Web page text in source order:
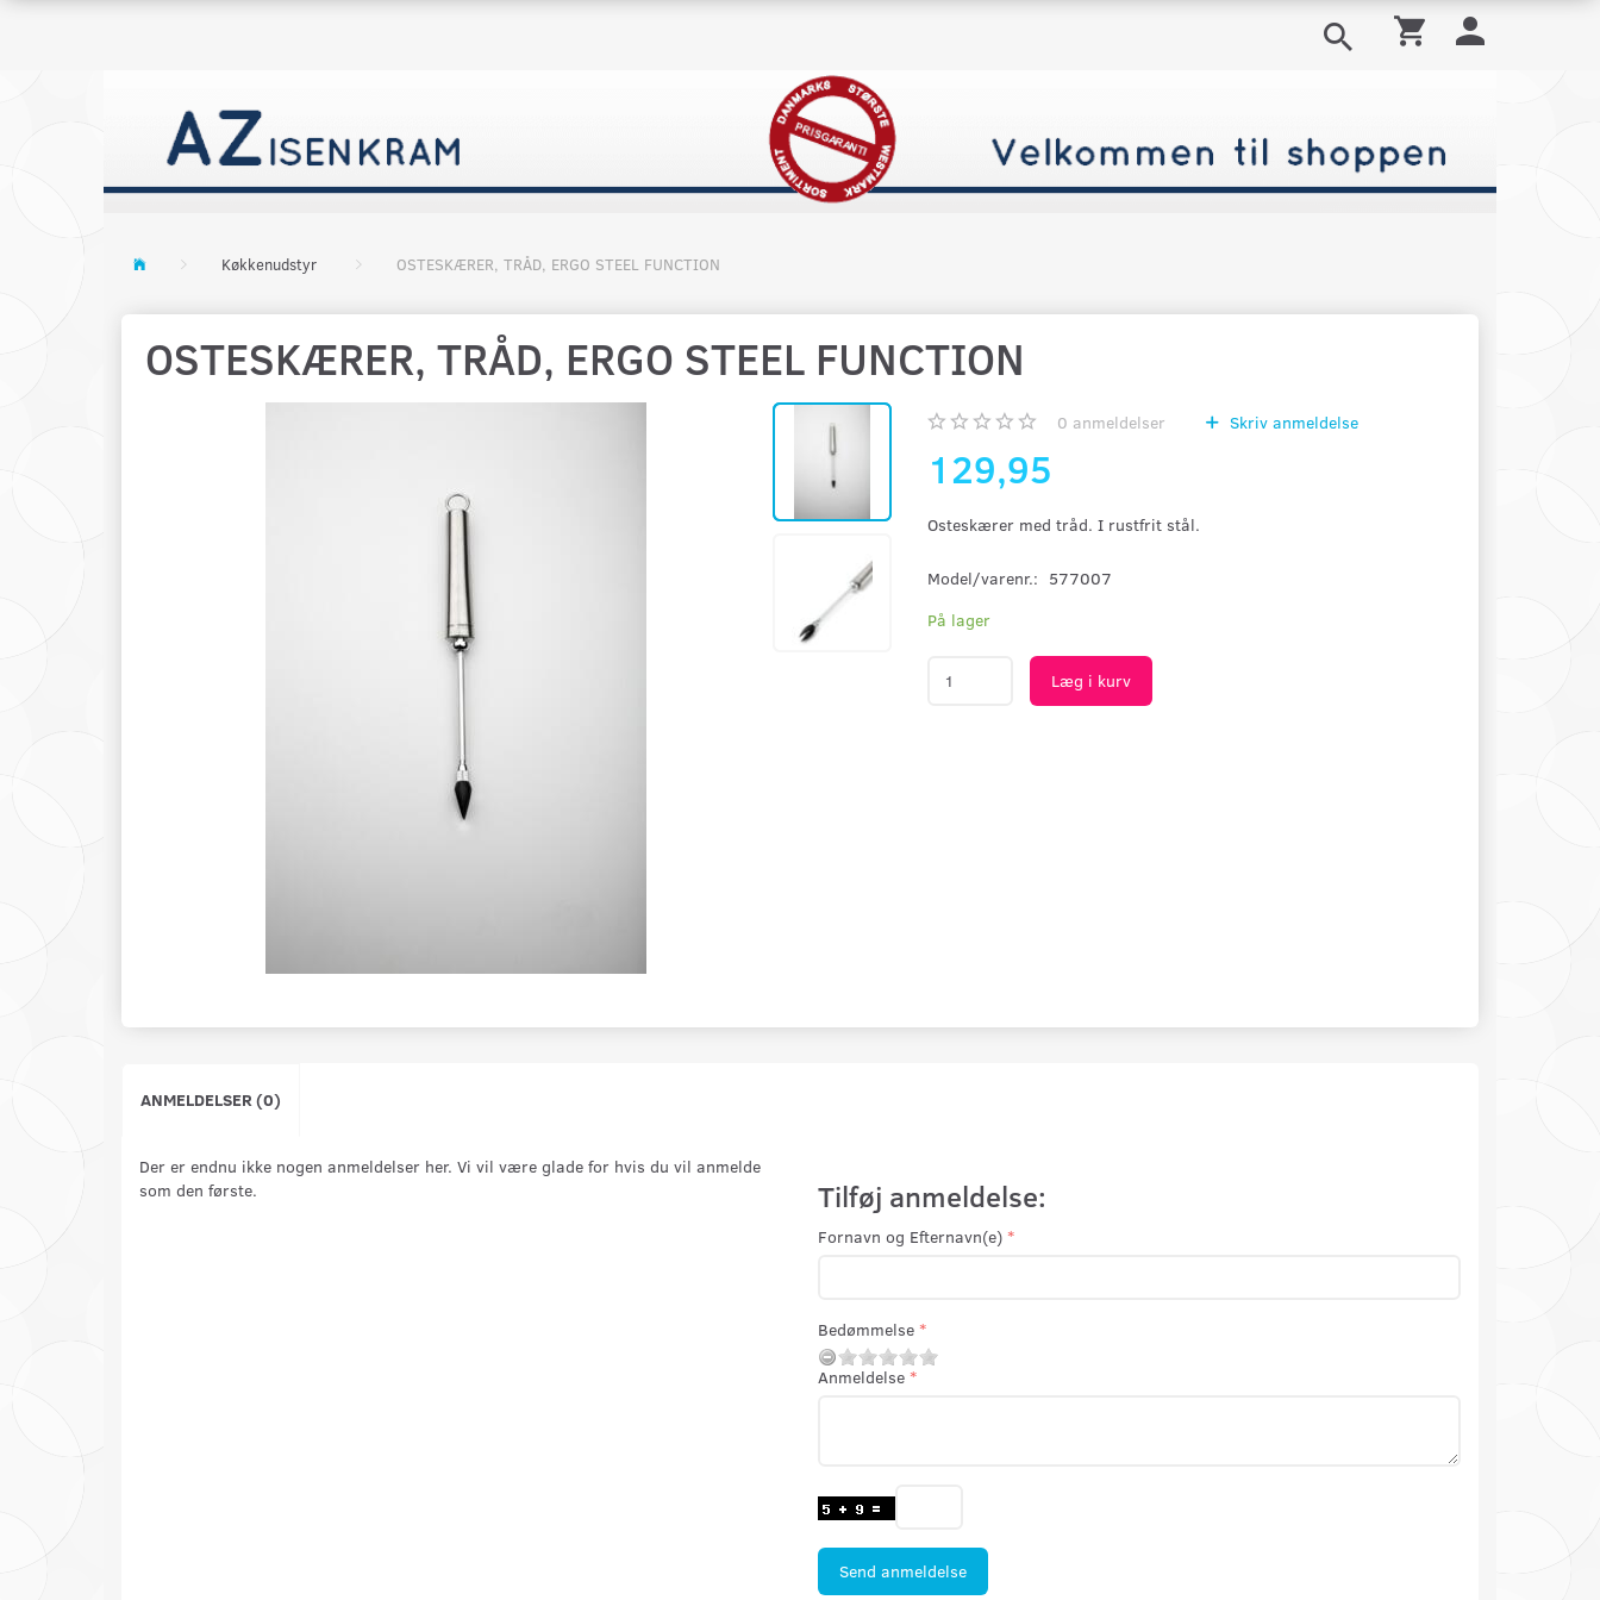
Køkkenudstyr OSTESKÆRER, TRÅD, ERGO STEEL FUNCTION
OSTESKÆRER, TRÅD, ERGO STEEL FUNCTION
0 anmeldelser Skriv anmeldelse
129,95
Osteskærer med tråd. I rustfrit stål.
Model/varenr.: 577007
På lager
Læg i kurv
ANMELDELSER (0)
Der er endnu ikke nogen anmeldelser her. Vi vil være glade for hvis du vil anmelde
som den første.
Tilføj anmeldelse:
Fornavn og Efternavn(e)
Bedømmelse
Anmeldelse
Send anmeldelse